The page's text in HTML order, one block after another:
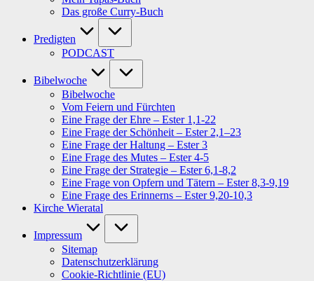
Das große Curry-Buch
Predigten
PODCAST
Bibelwoche
Bibelwoche
Vom Feiern und Fürchten
Eine Frage der Ehre – Ester 1,1-22
Eine Frage der Schönheit – Ester 2,1–23
Eine Frage der Haltung – Ester 3
Eine Frage des Mutes – Ester 4-5
Eine Frage der Strategie – Ester 6,1-8,2
Eine Frage von Opfern und Tätern – Ester 8,3-9,19
Eine Frage des Erinnerns – Ester 9,20-10,3
Kirche Wieratal
Impressum
Sitemap
Datenschutzerklärung
Cookie-Richtlinie (EU)